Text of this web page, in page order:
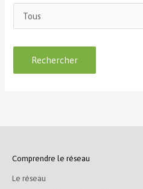
Comprendre le réseau
Le réseau